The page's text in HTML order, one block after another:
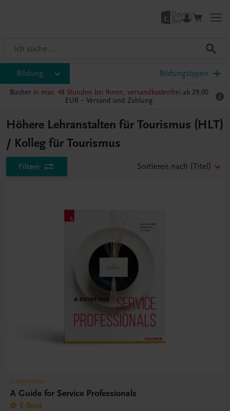
Bildung Bildungstypen
Bücher in max. 48 Stunden bei Ihnen, versandkostenfrei ab 29,00
EUR – Versand und Zahlung
Höhere Lehranstalten für Tourismus (HLT)
/ Kolleg für Tourismus
Filtern Sortieren nach (Titel)
Gastronomie
A Guide for Service Professionals
E-Book